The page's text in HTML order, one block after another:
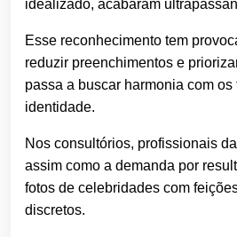
idealizado, acabaram
Esse reconhecimento tem
reduzir preenchimentos e
passa a buscar harmonia com
identidade.
Nos consultórios, profissionais
assim como a demanda por
fotos de celebridades com
discretos.